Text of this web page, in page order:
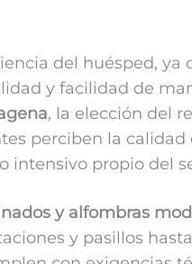
del huésped, ya
y facilidad de
, la elección del
perciben la calidad
intensivo propio del
y alfombras
y pasillos